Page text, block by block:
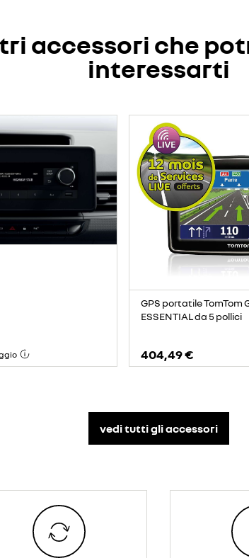
accessori che
interessarti
GPS portatile TomTom
ESSENTIAL da 5 pollici
404,49 €
vedi tutti gli accessori​